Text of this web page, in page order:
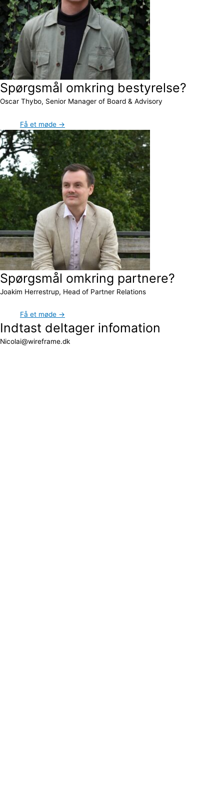
Spørgsmål omkring bestyrelse?
Oscar Thybo, Senior Manager of Board & Advisory
Få et møde →
Spørgsmål omkring partnere?
Joakim Herrestrup, Head of Partner Relations
Få et møde →
Indtast deltager infomation
Nicolai@wireframe.dk